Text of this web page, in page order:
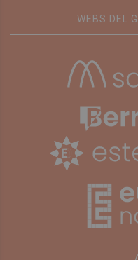
WEBS DEL